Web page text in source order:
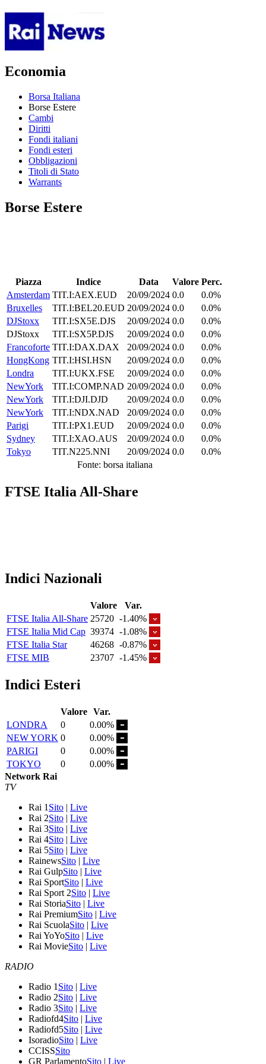
Economia
Borsa Italiana
Borse Estere
Cambi
Diritti
Fondi italiani
Fondi esteri
Obbligazioni
Titoli di Stato
Warrants
Borse Estere
Piazza Indice Data Valore Perc.
Amsterdam TIT.I:AEX.EUD 20/09/2024 0.0
0.0%
Bruxelles
TIT.I:BEL20.EUD 20/09/2024 0.0
0.0%
DJStoxx
TIT.I:SX5E.DJS 20/09/2024 0.0
0.0%
DJStoxx
TIT.I:SX5P.DJS 20/09/2024 0.0
0.0%
Francoforte TIT.I:DAX.DAX 20/09/2024 0.0
0.0%
HongKong TIT.I:HSI.HSN 20/09/2024 0.0
0.0%
Londra
TIT.I:UKX.FSE 20/09/2024 0.0
0.0%
NewYork
TIT.I:COMP.NAD 20/09/2024 0.0
0.0%
NewYork
TIT.I:DJI.DJD 20/09/2024 0.0
0.0%
NewYork
TIT.I:NDX.NAD 20/09/2024 0.0
0.0%
Parigi
TIT.I:PX1.EUD 20/09/2024 0.0
0.0%
Sydney
TIT.I:XAO.AUS 20/09/2024 0.0
0.0%
Tokyo
TIT.N225.NNI 20/09/2024 0.0
0.0%
Fonte: borsa italiana
FTSE Italia All-Share
Indici Nazionali
Valore
Var.
FTSE Italia All-Share 25720 -1.40%
FTSE Italia Mid Cap 39374 -1.08%
FTSE Italia Star
46268 -0.87%
FTSE MIB
23707 -1.45%
Indici Esteri
Valore Var.
LONDRA
0
0.00%
NEW YORK 0
0.00%
PARIGI
0
0.00%
TOKYO
0
0.00%
Network Rai
TV
Rai 1 Sito | Live
Rai 2Sito | Live
Rai 3Sito | Live
Rai 4Sito | Live
Rai 5Sito | Live
RainewsSito | Live
Rai GulpSito | Live
Rai SportSito | Live
Rai Sport 2Sito | Live
Rai StoriaSito | Live
Rai PremiumSito | Live
Rai ScuolaSito | Live
Rai YoYoSito | Live
Rai MovieSito | Live
RADIO
Radio 1 Sito | Live
Radio 2Sito | Live
Radio 3Sito | Live
Radiofd4Sito | Live
Radiofd5Sito | Live
IsoradioSito | Live
CCISSSito
GR ParlamentoSito | Live